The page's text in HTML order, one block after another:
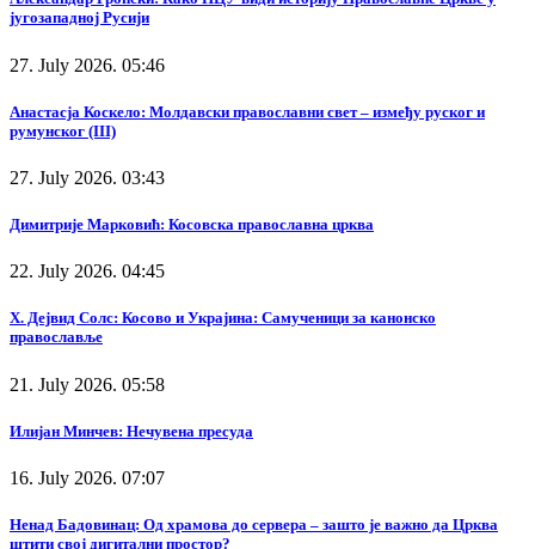
југозападној Русији
27. July 2026. 05:46
Анастасја Коскело: Молдавски православни свет – између руског и
румунског (III)
27. July 2026. 03:43
Димитрије Марковић: Косовска православна црква
22. July 2026. 04:45
Х. Дејвид Солс: Косово и Украјина: Самученици за канонско
православље
21. July 2026. 05:58
Илијан Минчев: Нечувена пресуда
16. July 2026. 07:07
Ненад Бадовинац: Од храмова до сервера – зашто је важно да Црква
штити свој дигитални простор?